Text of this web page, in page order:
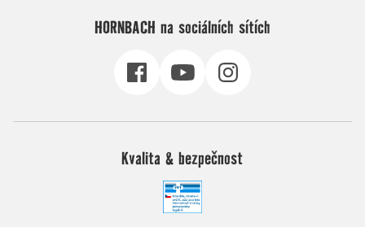
HORNBACH na sociálních sítích
Kvalita & bezpečnost